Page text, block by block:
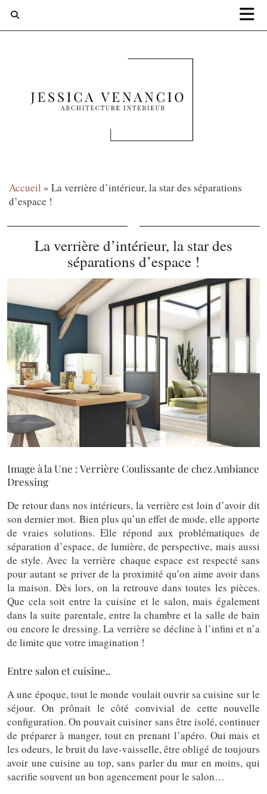
Accueil » La verrière d’intérieur, la star des séparations
d’espace !
La verrière d’intérieur, la star des
séparations d’espace !
Image à la Une : Verrière Coulissante de chez Ambiance
Dressing
De retour dans nos intérieurs, la verrière est loin d’avoir dit
son dernier mot. Bien plus qu’un effet de mode, elle apporte
de vraies solutions. Elle répond aux problématiques de
séparation d’espace, de lumière, de perspective, mais aussi
de style. Avec la verrière chaque espace est respecté sans
pour autant se priver de la proximité qu’on aime avoir dans
la maison. Dès lors, on la retrouve dans toutes les pièces.
Que cela soit entre la cuisine et le salon, mais également
dans la suite parentale, entre la chambre et la salle de bain
ou encore le dressing. La verrière se décline à l’infini et n’a
de limite que votre imagination !
Entre salon et cuisine..
A une époque, tout le monde voulait ouvrir sa cuisine sur le
séjour. On prônait le côté convivial de cette nouvelle
configuration. On pouvait cuisiner sans être isolé, continuer
de préparer à manger, tout en prenant l’apéro. Oui mais et
les odeurs, le bruit du lave-vaisselle, être obligé de toujours
avoir une cuisine au top, sans parler du mur en moins, qui
sacrifie souvent un bon agencement pour le salon…